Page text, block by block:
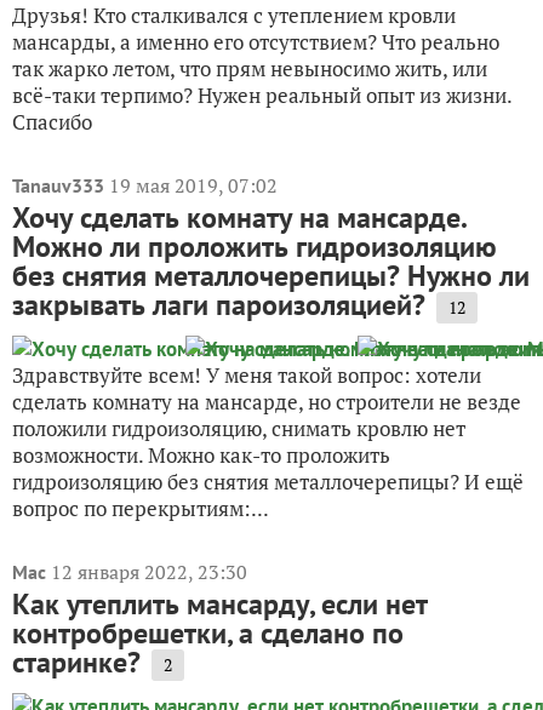
Друзья! Кто сталкивался с утеплением кровли
мансарды, а именно его отсутствием? Что реально
так жарко летом, что прям невыносимо жить, или
всё-таки терпимо? Нужен реальный опыт из жизни.
Спасибо
Tanauv333 19 мая 2019, 07:02
Хочу сделать комнату на мансарде.
Можно ли проложить гидроизоляцию
без снятия металлочерепицы? Нужно ли
закрывать лаги пароизоляцией? 12
Здравствуйте всем! У меня такой вопрос: хотели
сделать комнату на мансарде, но строители не везде
положили гидроизоляцию, снимать кровлю нет
возможности. Можно как-то проложить
гидроизоляцию без снятия металлочерепицы? И ещё
вопрос по перекрытиям:...
Mac 12 января 2022, 23:30
Как утеплить мансарду, если нет
контробрешетки, а сделано по
старинке? 2